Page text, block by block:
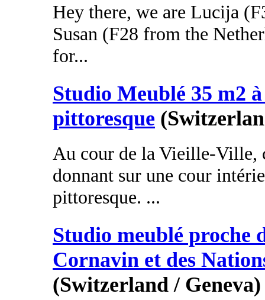
Hey there, we are Lucija
Susan (F28 from the
for...
Studio Meublé 35 m2
pittoresque
Au cour de la Vieille-Ville,
donnant sur une cour
pittoresque. ...
Studio meublé proche
Cornavin et des
(Switzerland / Geneva)